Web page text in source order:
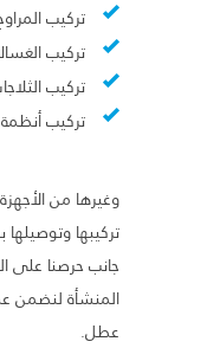
تركيب
تركيب
تركيب
تركيب
وغيرها من
تركيبها
جانب حرصنا على
المنشأة لنضمن
عطل.